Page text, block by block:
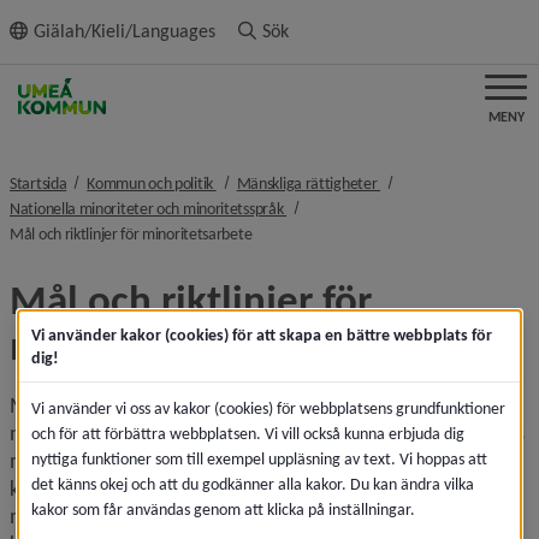
innehållet
Giälah/Kieli/Languages Sök
MENY
Startsida Kommun och politik nivå i brödsmulenavigeringen
Mänskliga rättigheter nivå i
Nationella minoriteter och minoritetsspråk nivå i brödsmulenavigeringen
Mål och riktlinjer för minoritetsarbetenivå i brödsmulenavigeringen
Mål och riktlinjer för
minoritetsarbete
Mål och riktlinjer för Umeås kommuns arbete med
nationella minoriteter och minoritetsspråk ska tillsammans
med minoritetslagen, andra lagar och styrdokument stötta
kommunens arbete att främja och skydda de nationella
minoriteternas möjligheter att behålla och utveckla sin
Vi använder kakor (cookies) för att skapa en bättre webbplats för
dig!
Vi använder vi oss av kakor (cookies) för webbplatsens grundfunktioner
och för att förbättra webbplatsen. Vi vill också kunna erbjuda dig
nyttiga funktioner som till exempel uppläsning av text. Vi hoppas att
det känns okej och att du godkänner alla kakor. Du kan ändra vilka
kakor som får användas genom att klicka på inställningar.